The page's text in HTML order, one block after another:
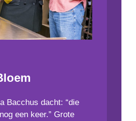
Bacchus dacht: “die
een keer.” Grote